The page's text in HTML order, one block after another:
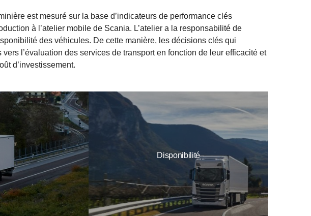
est mesuré sur la base d’indicateurs de performance clés
à l’atelier mobile de Scania. L’atelier a la responsabilité de
des véhicules. De cette manière, les décisions clés qui
l’évaluation des services de transport en fonction de leur efficacité et
d’investissement.
Disponibilité